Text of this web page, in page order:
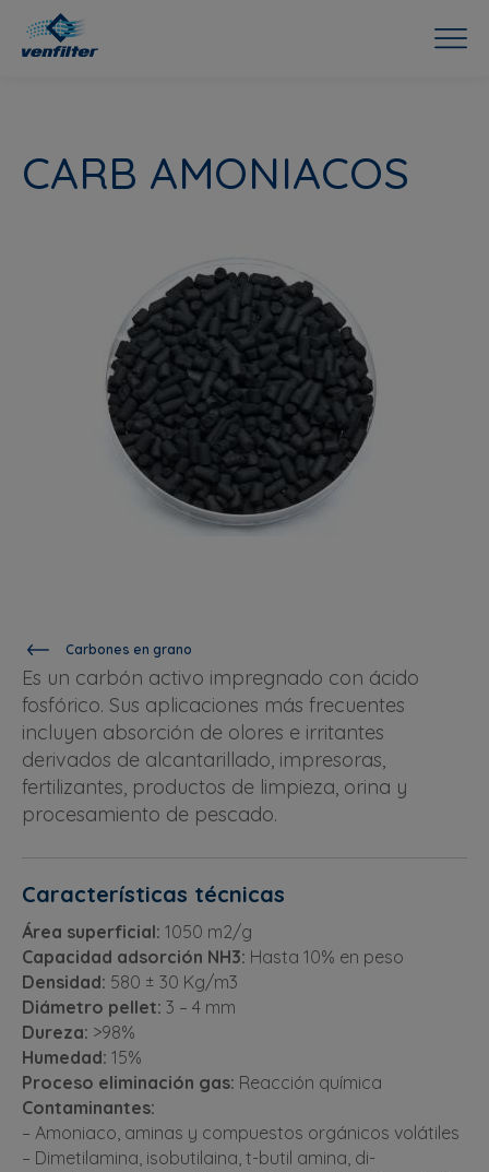
Carbones en grano
Es un carbón activo impregnado con ácido
fosfórico. Sus aplicaciones más frecuentes
incluyen absorción de olores e irritantes
derivados de alcantarillado, impresoras,
fertilizantes, productos de limpieza, orina y
procesamiento de pescado.
Características técnicas
Área superficial: 1050 m2/g
Capacidad adsorción NH3: Hasta 10% en peso
Densidad: 580 ± 30 Kg/m3
Diámetro pellet: 3 – 4 mm
Dureza: >98%
Humedad: 15%
Proceso eliminación gas: Reacción química
Contaminantes:
– Amoniaco, aminas y compuestos orgánicos volátiles
– Dimetilamina, isobutilaina, t-butil amina, di-
CARB AMONIACOS